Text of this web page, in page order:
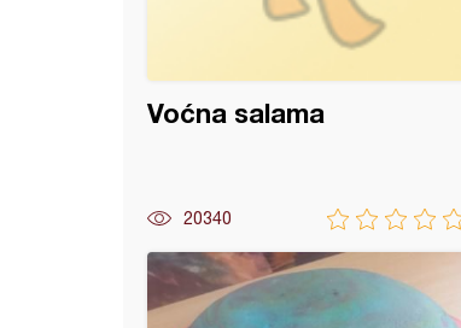
Voćna salama
20340
torta sa jagodama